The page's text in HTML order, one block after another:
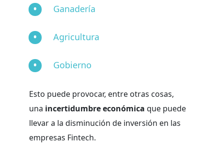
Ganadería
Agricultura
Gobierno
Esto puede provocar, entre otras cosas,
una incertidumbre económica que puede
llevar a la disminución de inversión en las
empresas Fintech.